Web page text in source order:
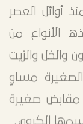
أوائل العصر
الأنواع من
والخل والزيت
مساوٍ
مقابض صغيرة